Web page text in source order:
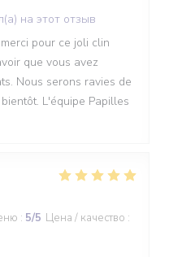
на этот отзыв
pour ce joli clin
que vous avez
Nous serons ravies de
L'équipe Papilles
: 5/5 Цена / качество :